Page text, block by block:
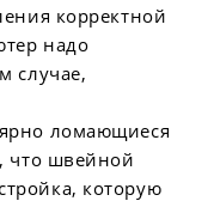
корректной
надо
случае,
ломающиеся
что швейной
которую